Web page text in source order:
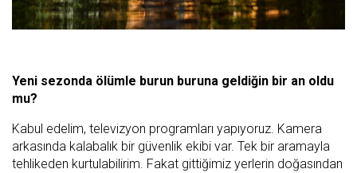
Yeni sezonda ölümle burun buruna geldiğin bir an oldu
mu?
Kabul edelim, televizyon programları yapıyoruz. Kamera
arkasında kalabalık bir güvenlik ekibi var. Tek bir aramayla
tehlikeden kurtulabilirim. Fakat gittiğimiz yerlerin doğasından